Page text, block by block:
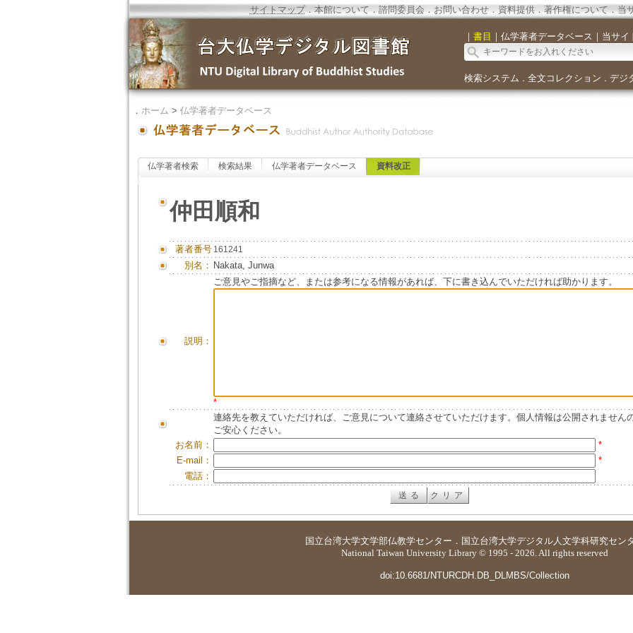
サイトマップ．本館について．諮問委員会． お問い合わせ． 資料提供．著作権について．当
｜ 書目 ｜ 仏学著者データベース ｜ 当サイ
検索システム ． 全文コレクション ． デジ
． ホーム > 仏学著者データベース
仏学著者検索 検索結果 仏学著者データベース 資料改正
仲田順和
著者番号 161241
別名： Nakata, Junwa
説明：
ご意見やご指摘など、または参考になる情報があれば、下に書き込んでいただければ助かります。
*
連絡先を教えていただければ、ご意見について連絡させていただけます。個人情報は公開されません
ご安心ください。
お名前：
*
E-mail：
*
電話：
国立台湾大学文学部仏教学センター ． 国立台湾大学デジタル人文学科研究セン
National Taiwan University Library © 1995 - 2026. All rights reserved
doi:10.6681/NTURCDH.DB_DLMBS/Collection